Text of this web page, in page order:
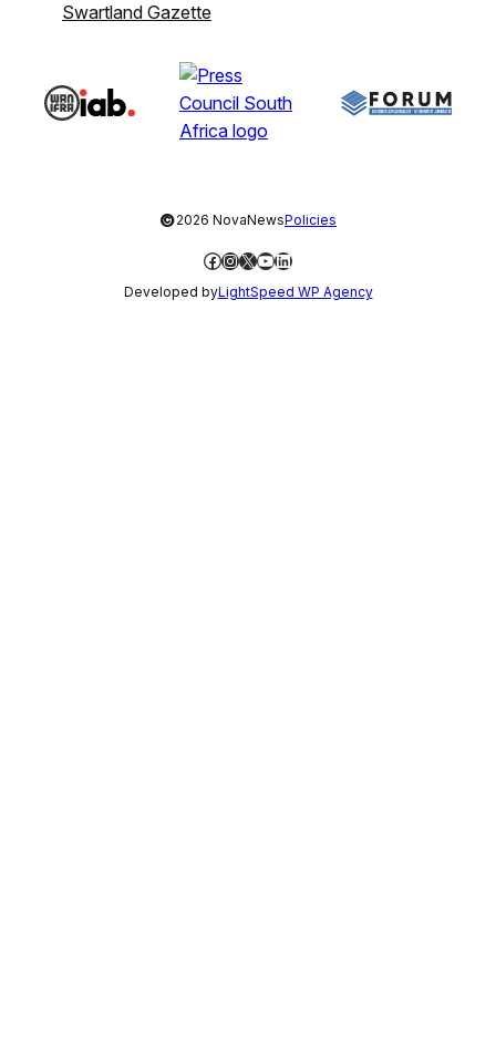
Swartland Gazette
©2026 NovaNewsPolicies
Facebook
Instagram
X YouTube
LinkedIn
Developed byLightSpeed WP Agency